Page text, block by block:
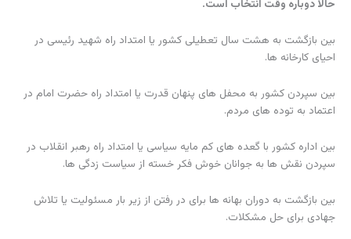
حالا دوباره وقت انتخاب است.
بین بازگشت به هشت سال تعطیلی کشور یا امتداد راه شهید رئیسی در
احیای کارخانه ها.
بین سپردن کشور به محفل های پنهان قدرت یا امتداد راه حضرت امام در
اعتماد به توده های مردم.
بین اداره کشور با گعده های کم مایه سیاسی یا امتداد راه رهبر انقلاب در
سپردن نقش ها به جوانان خوش فکر خسته از سیاست زدگی ها.
بین بازگشت به دوران بهانه ها برای در رفتن از زیر بار مسئولیت یا تلاش
جهادی برای حل مشکلات.